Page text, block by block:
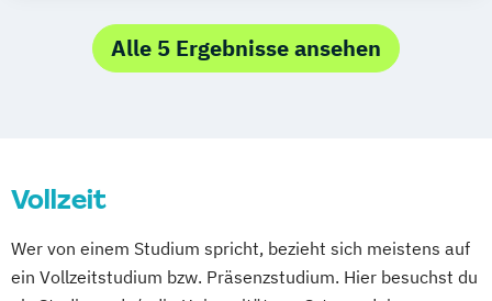
Menschzentrierte Informatik und
Psychologie
Game Development and Research
Handlungsorientierte Medienpädagogik -
Konservierung und Restaurierung von
Markt- und Medienforschung
Medieninformatik
Alle 5 Ergebnisse ansehen
Vollzeit
Wer von einem Studium spricht, bezieht sich meistens auf
ein Vollzeitstudium bzw. Präsenzstudium. Hier besuchst du